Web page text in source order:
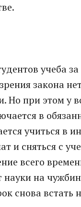
учеба
закона
Но при этом у
в
учиться в
и сняться с
всего
науки на
снова встать